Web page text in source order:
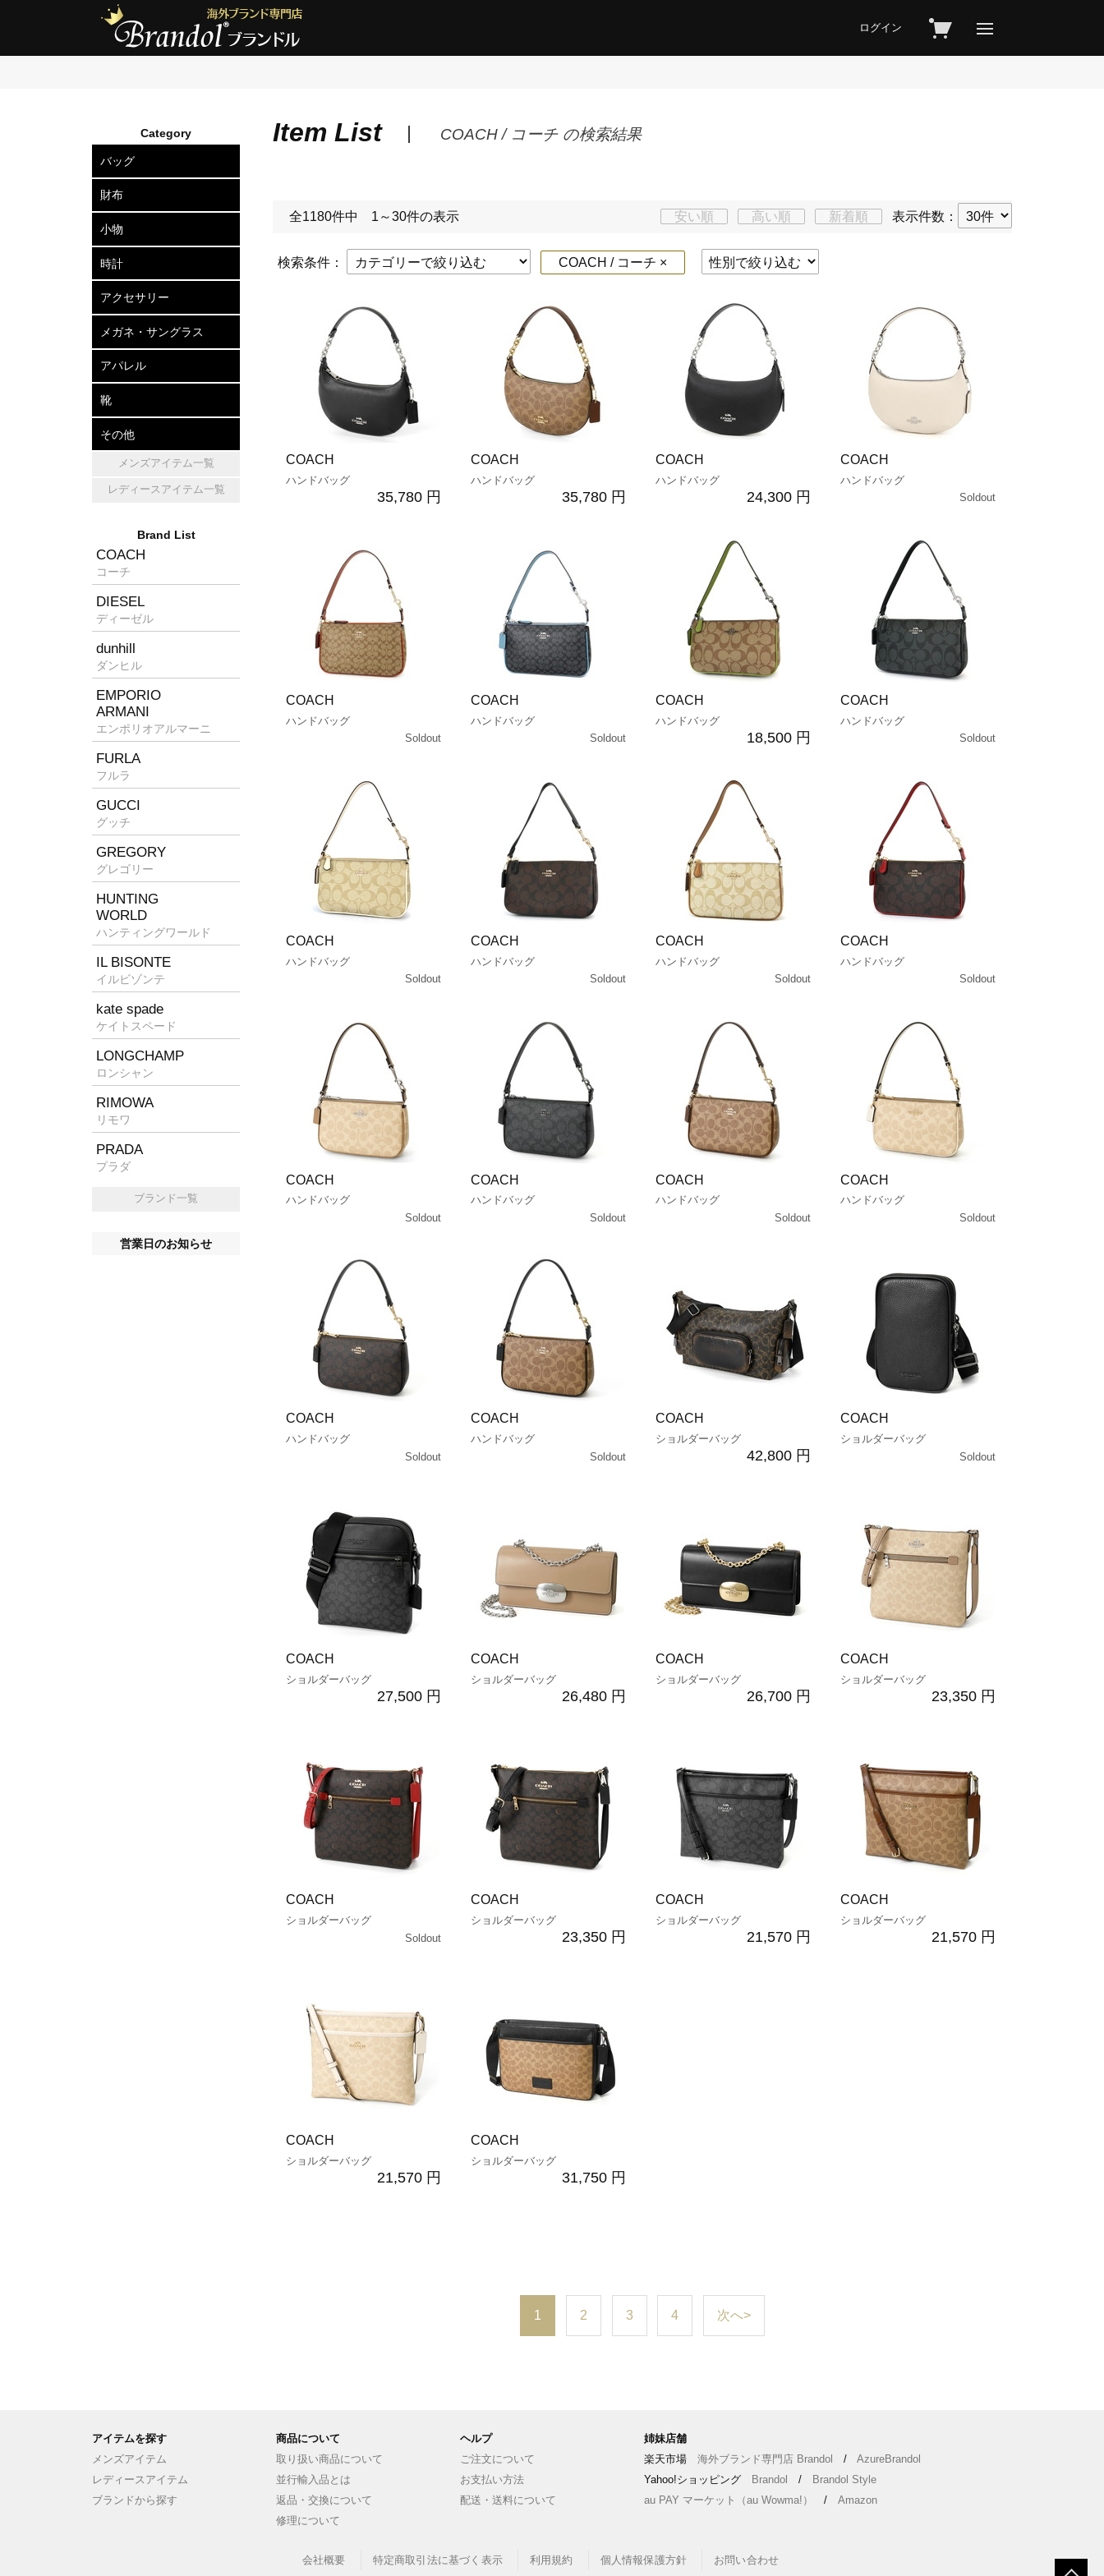
ログイン
Item List COACH / コーチ の検索結果
全1180件中 1～30件の表示 安い順 高い順 新着順 表示件数：
検索条件： COACH / コーチ ×
COACH
ハンドバッグ
35,780 円
COACH
ハンドバッグ
35,780 円
COACH
ハンドバッグ
24,300 円
COACH
ハンドバッグ
Soldout
COACH
ハンドバッグ
Soldout
COACH
ハンドバッグ
Soldout
COACH
ハンドバッグ
18,500 円
COACH
ハンドバッグ
Soldout
COACH
ハンドバッグ
Soldout
COACH
ハンドバッグ
Soldout
COACH
ハンドバッグ
Soldout
COACH
ハンドバッグ
Soldout
COACH
ハンドバッグ
Soldout
COACH
ハンドバッグ
Soldout
COACH
ハンドバッグ
Soldout
COACH
ハンドバッグ
Soldout
COACH
ハンドバッグ
Soldout
COACH
ハンドバッグ
Soldout
COACH
ショルダーバッグ
42,800 円
COACH
ショルダーバッグ
Soldout
COACH
ショルダーバッグ
27,500 円
COACH
ショルダーバッグ
26,480 円
COACH
ショルダーバッグ
26,700 円
COACH
ショルダーバッグ
23,350 円
COACH
ショルダーバッグ
Soldout
COACH
ショルダーバッグ
23,350 円
COACH
ショルダーバッグ
21,570 円
COACH
ショルダーバッグ
21,570 円
COACH
ショルダーバッグ
21,570 円
COACH
ショルダーバッグ
31,750 円
1 2 3 4 次へ>
Category
バッグ
ショルダーバッグ
2wayトートバッグ
トートバッグ
ボディバッグ
リュックサック
セカンドバッグ
ビジネスバッグ
アタッシュケース
ハードケース
ボストンバッグ
スーツケース
ビジネスキャリー
財布
長財布
二つ折り財布
三つ折り財布
小銭入れ
小物
カードケース
定期入れ
名刺入れ
キーケース
キーリング
ポーチ
ベルト
マネークリップ
ネクタイピン
カフスボタン
ウォレットチェーン
傘
時計
メンズ腕時計
レディース腕時計
アクセサリー
ピアス
ネックレス
ブレスレット
リング
ヘアアクセサリー
メガネ・サングラス
メガネフレーム
サングラス
アパレル
アパレル
帽子
マフラー・ショール
靴
レザーシューズ
パンプス
スニーカー
その他
キッチン雑貨
ホームフレグランス
消臭グッズ
メンズアイテム一覧
レディースアイテム一覧
Brand List
COACH
コーチ
DIESEL
ディーゼル
dunhill
ダンヒル
EMPORIO
ARMANI
エンポリオアルマーニ
FURLA
フルラ
GUCCI
グッチ
GREGORY
グレゴリー
HUNTING
WORLD
ハンティングワールド
IL BISONTE
イルビゾンテ
kate spade
ケイトスペード
LONGCHAMP
ロンシャン
RIMOWA
リモワ
PRADA
プラダ
ブランド一覧
営業日のお知らせ
アイテムを探す
メンズアイテム
レディースアイテム
ブランドから探す
商品について
取り扱い商品について
並行輸入品とは
返品・交換について
修理について
ヘルプ
ご注文について
お支払い方法
配送・送料について
姉妹店舗
楽天市場 海外ブランド専門店 Brandol / AzureBrandol
Yahoo!ショッピング
Brandol /
Brandol Style
au PAY マーケット（au Wowma!）
/ Amazon
会社概要 特定商取引法に基づく表示 利用規約 個人情報保護方針 お問い合わせ